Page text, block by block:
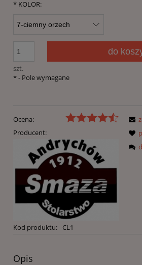
* KOLOR:
szt.
do
*- Pole wymagane
Ocena:
Producent:
Kod produktu: CL1
Opis